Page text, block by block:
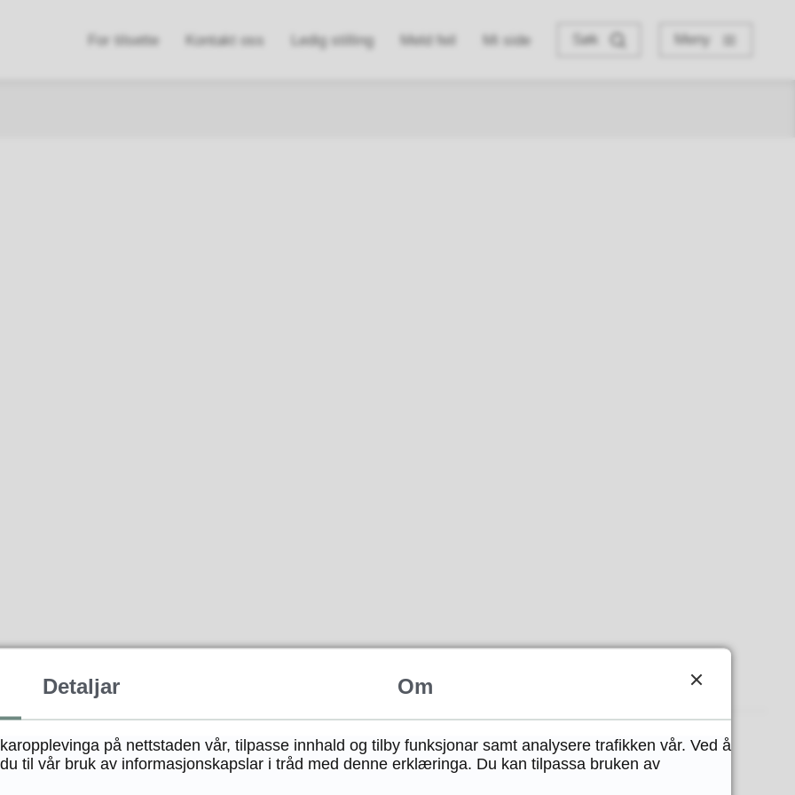
For tilsette Kontakt oss Ledig stilling Meld feil Mi side Søk Meny
Fann du det du leita etter?
Detaljar Om
på nettstaden vår, tilpasse innhald og tilby funksjonar samt analysere trafikken vår. Ved å
til vår bruk av informasjonskapslar i tråd med denne erklæringa. Du kan tilpassa bruken av